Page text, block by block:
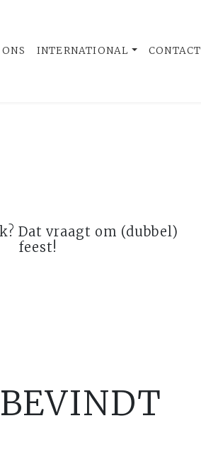
INTERNATIONAL CONTACT
Dat vraagt om (dubbel)
feest!